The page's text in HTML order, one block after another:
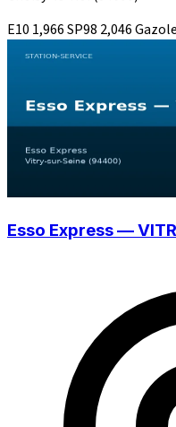
E10 1,966SP98 2,046Gazole
Esso Express —